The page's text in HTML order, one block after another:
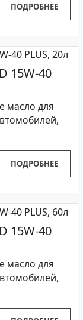
ПОДРОБНЕЕ
15W-40
масло для
ПОДРОБНЕЕ
15W-40
масло для